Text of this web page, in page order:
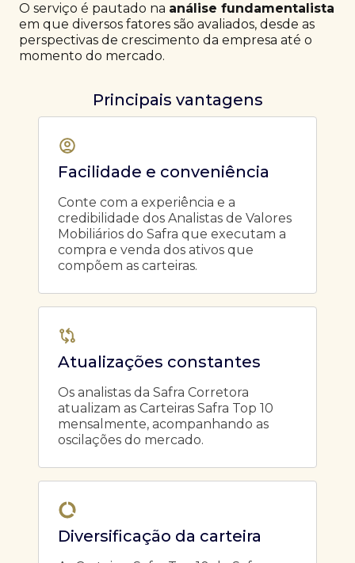
O serviço é pautado na análise fundamentalista
em que diversos fatores são avaliados, desde as
perspectivas de crescimento da empresa até o
momento do mercado.
Principais vantagens
Facilidade e conveniência
Conte com a experiência e a
credibilidade dos Analistas de Valores
Mobiliários do Safra que executam a
compra e venda dos ativos que
compõem as carteiras.
Atualizações constantes
Os analistas da Safra Corretora
atualizam as Carteiras Safra Top 10
mensalmente, acompanhando as
oscilações do mercado.
Diversificação da carteira